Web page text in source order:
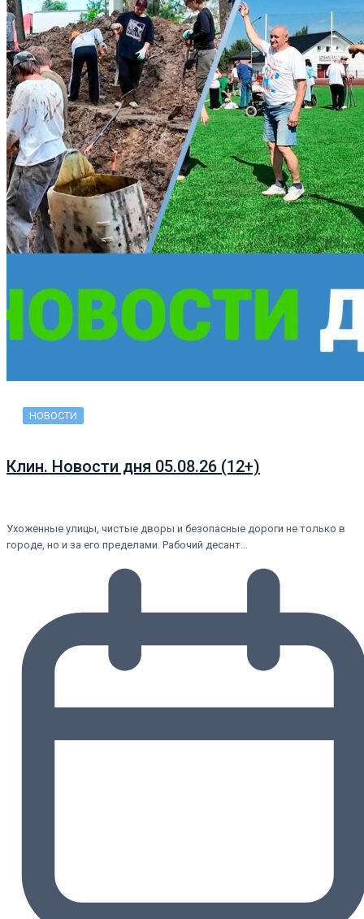
НОВОСТИ
Клин. Новости дня 05.08.26 (12+)
Ухоженные улицы, чистые дворы и безопасные дороги не только в
городе, но и за его пределами. Рабочий десант…